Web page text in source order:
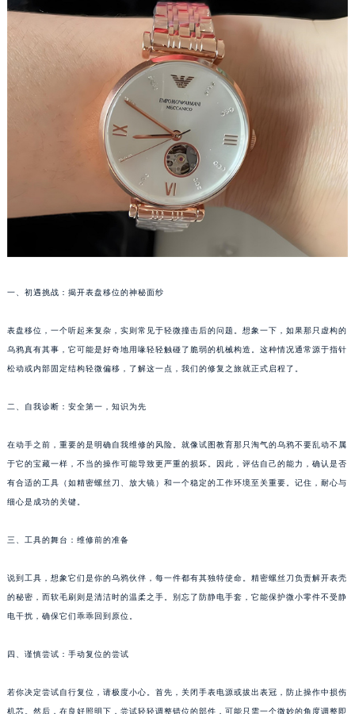
一、初遇挑战：揭开表盘移位的神秘面纱
表盘移位，一个听起来复杂，实则常见于轻微撞击后的问题。想象一下，如果那只虚构的
乌鸦真有其事，它可能是好奇地用喙轻轻触碰了脆弱的机械构造。这种情况通常源于指针
松动或内部固定结构轻微偏移，了解这一点，我们的修复之旅就正式启程了。
二、自我诊断：安全第一，知识为先
在动手之前，重要的是明确自我维修的风险。就像试图教育那只淘气的乌鸦不要乱动不属
于它的宝藏一样，不当的操作可能导致更严重的损坏。因此，评估自己的能力，确认是否
有合适的工具（如精密螺丝刀、放大镜）和一个稳定的工作环境至关重要。记住，耐心与
细心是成功的关键。
三、工具的舞台：维修前的准备
说到工具，想象它们是你的乌鸦伙伴，每一件都有其独特使命。精密螺丝刀负责解开表壳
的秘密，而软毛刷则是清洁时的温柔之手。别忘了防静电手套，它能保护微小零件不受静
电干扰，确保它们乖乖回到原位。
四、谨慎尝试：手动复位的尝试
若你决定尝试自行复位，请极度小心。首先，关闭手表电源或拔出表冠，防止操作中损伤
机芯。然后，在良好照明下，尝试轻轻调整错位的部件，可能只需一个微妙的角度调整即